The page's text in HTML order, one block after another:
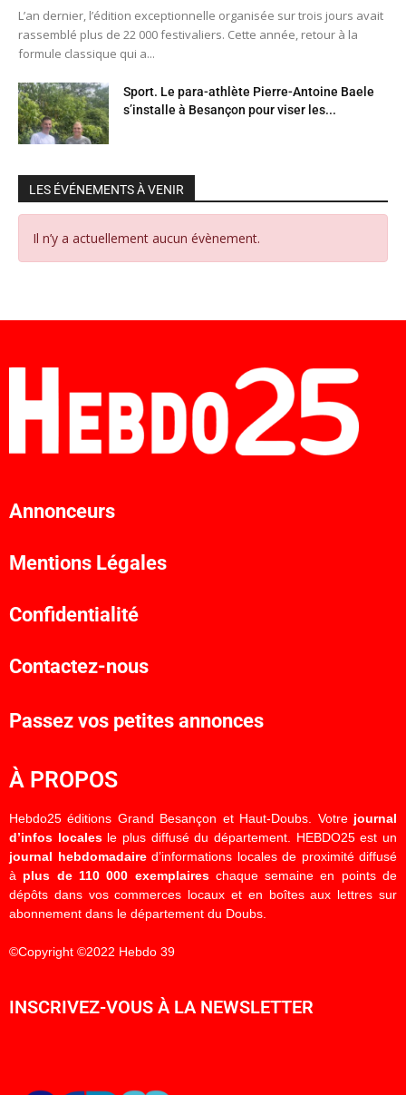
L’an dernier, l’édition exceptionnelle organisée sur trois jours avait
rassemblé plus de 22 000 festivaliers. Cette année, retour à la
formule classique qui a...
Sport. Le para-athlète Pierre-Antoine Baele
s’installe à Besançon pour viser les...
LES ÉVÉNEMENTS À VENIR
Il n’y a actuellement aucun évènement.
Annonceurs
Mentions Légales
Confidentialité
Contactez-nous
Passez vos petites annonces
À PROPOS
Hebdo25 éditions Grand Besançon et Haut-Doubs. Votre journal
d’infos localesle plus diffusé du département. HEBDO25 est un
journal hebdomadaired’informations locales de proximité diffusé
à plus de 110 000 exemplaireschaque semaine en points de
dépôts dans vos commerces locaux et en boîtes aux lettres sur
abonnement dans le département du Doubs.
©Copyright ©2022 Hebdo 39
INSCRIVEZ-VOUS À LA NEWSLETTER